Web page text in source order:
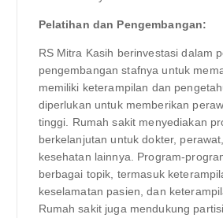
Pelatihan dan Pengembangan:
RS Mitra Kasih berinvestasi dalam
pengembangan stafnya untuk
memiliki keterampilan dan
diperlukan untuk memberikan
tinggi. Rumah sakit menyediakan
berkelanjutan untuk dokter,
kesehatan lainnya. Program-
berbagai topik, termasuk
keselamatan pasien, dan
Rumah sakit juga mendukung